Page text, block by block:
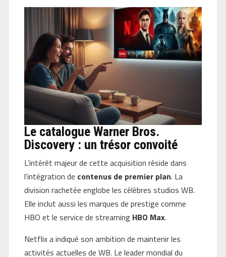
Le catalogue Warner Bros.
Discovery : un trésor convoité
L’intérêt majeur de cette acquisition réside dans
l’intégration de contenus de premier plan. La
division rachetée englobe les célèbres studios WB.
Elle inclut aussi les marques de prestige comme
HBO et le service de streaming HBO Max.
Netflix a indiqué son ambition de maintenir les
activités actuelles de WB. Le leader mondial du